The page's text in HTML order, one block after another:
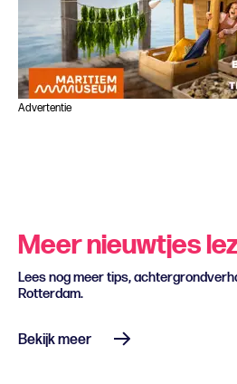
Advertentie
Meer nieuwtjes
Lees nog meer tips,
Rotterdam.
Bekijk meer